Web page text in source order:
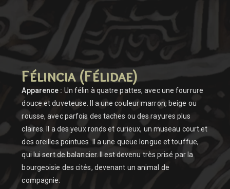
Félincia (Félidae)
Apparence : Un félin à quatre pattes, avec une fourrure
douce et duveteuse. Il a une couleur marron, beige ou
rousse, avec parfois des taches ou des rayures plus
claires. Il a des yeux ronds et curieux, un museau court et
des oreilles pointues. Il a une queue longue et touffue,
qui lui sert de balancier. Il est devenu très prisé par la
bourgeoisie des cités, devenant un animal de
compagnie.